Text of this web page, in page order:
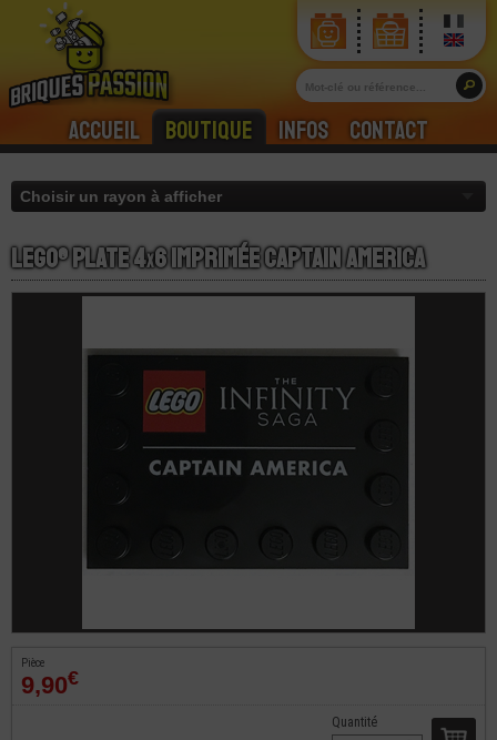
Accueil Boutique Infos Contact
LEGO® Plate 4x6 Imprimée Captain America
Pièce
9,90€
Quantité